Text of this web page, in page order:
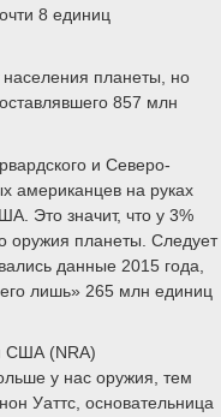
8 единиц
населения планеты, но
857 млн
и Северо-
американцев на руках
Это значит, что у 3%
оружия планеты. Следует
данные 2015 года,
лишь» 265 млн единиц
США (NRA)
у нас оружия, тем
Уаттс, основательница